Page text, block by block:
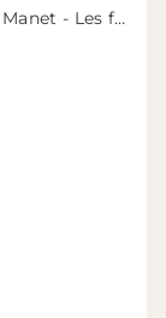
Edouard Manet - Les funérailles